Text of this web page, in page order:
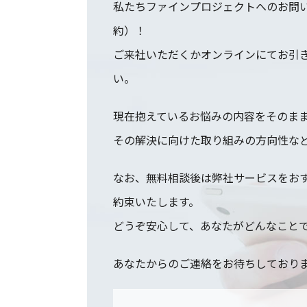
私たちファインプロジェクトへのお
約）！
ご来社いただくかオンラインにてお
い。
現在抱えているお悩みの内容をそのま
その解決に向けた取り組みの方向性な
なお、無料相談後は弊社サービスをお
約束いたします。
どうぞ安心して、あなたがどんなこ
あなたからのご連絡をお待ちしており